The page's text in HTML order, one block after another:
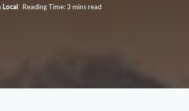
Local Reading Time: 3 mins read